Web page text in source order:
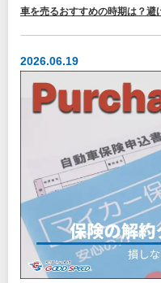
車を売るおすすめの時期は？避
2026.06.19